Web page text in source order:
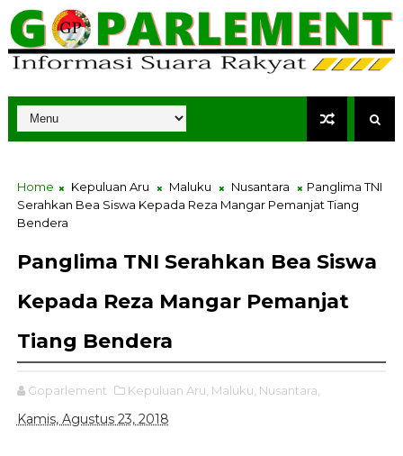
Home Kepuluan Aru Maluku Nusantara
Panglima TNI
Serahkan Bea Siswa Kepada Reza Mangar Pemanjat Tiang
Bendera
Panglima TNI Serahkan Bea Siswa
Kepada Reza Mangar Pemanjat
Tiang Bendera
Goparlement Kepuluan Aru, Maluku, Nusantara,
Kamis, Agustus 23, 2018